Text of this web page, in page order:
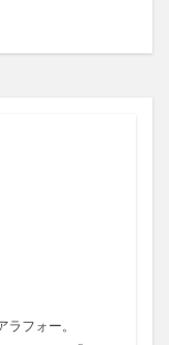
フォー。